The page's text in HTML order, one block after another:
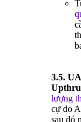
3.5.
lượng
cự do
sau đó